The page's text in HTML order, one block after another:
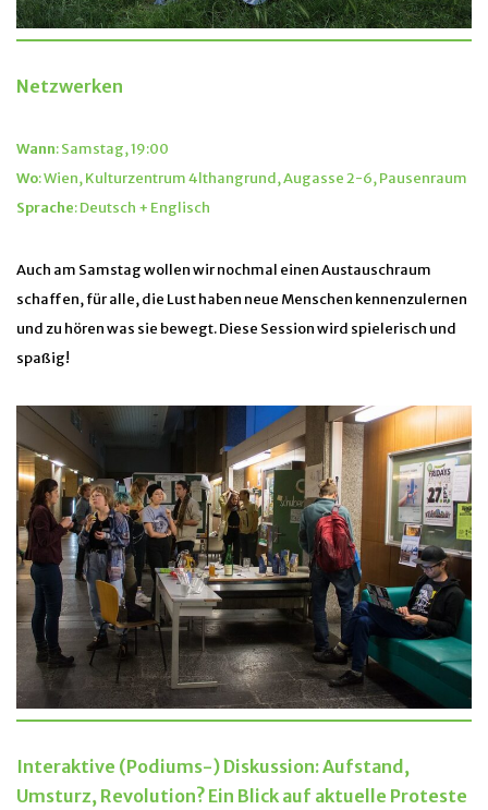
Netzwerken
Wann: Samstag, 19:00
Wo: Wien, Kulturzentrum 4lthangrund, Augasse 2-6, Pausenraum
Sprache: Deutsch + Englisch
Auch am Samstag wollen wir nochmal einen Austauschraum
schaffen, für alle, die Lust haben neue Menschen kennenzulernen
und zu hören was sie bewegt. Diese Session wird spielerisch und
spaßig!
Interaktive (Podiums-) Diskussion:Aufstand,
Umsturz, Revolution? Ein Blick auf aktuelle Proteste